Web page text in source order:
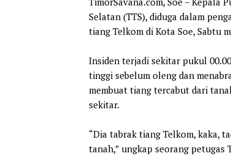
Selatan (TTS), diduga dalam
tiang Telkom di Kota Soe, Sabtu
Insiden terjadi sekitar pukul
tinggi sebelum oleng dan
membuat tiang tercabut dari
sekitar.
“Dia tabrak tiang Telkom, kaka,
tanah,” ungkap seorang petugas